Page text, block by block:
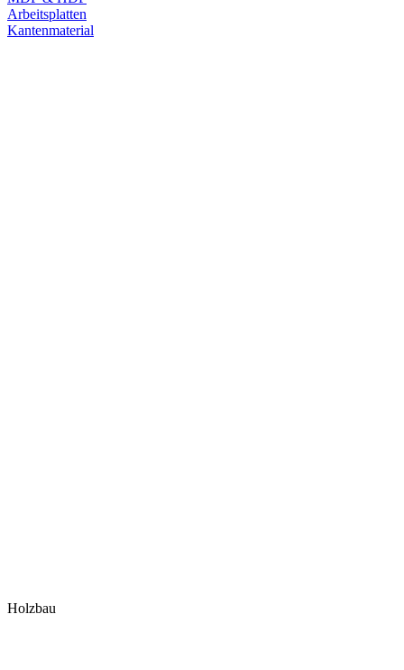
Arbeitsplatten
Kantenmaterial
Holzbau